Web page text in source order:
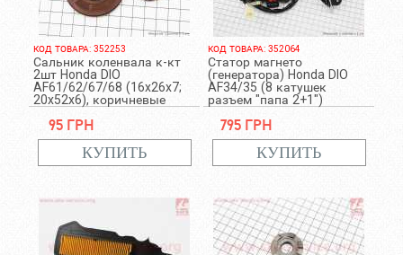
КОД ТОВАРА: 352253
Сальник коленвала к-кт
2шт Honda DIO
AF61/62/67/68 (16x26x7;
20x52x6), коричневые
95 грн
КОД ТОВАРА: 352064
Статор магнето
(генератора) Honda DIO
AF34/35 (8 катушек
разъем "папа 2+1")
795 грн